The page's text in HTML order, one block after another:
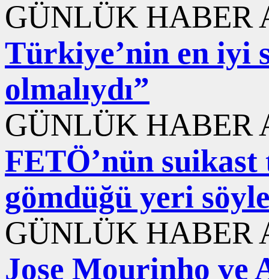
GÜNLÜK HABER
Türkiye’nin en iyi
olmalıydı”
GÜNLÜK HABER
FETÖ’nün
gömdüğü yeri
GÜNLÜK HABER
Jose Mourinho ve